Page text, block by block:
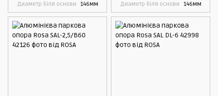
Диаметр біля основи 146мм
Диаметр біля основи 146мм